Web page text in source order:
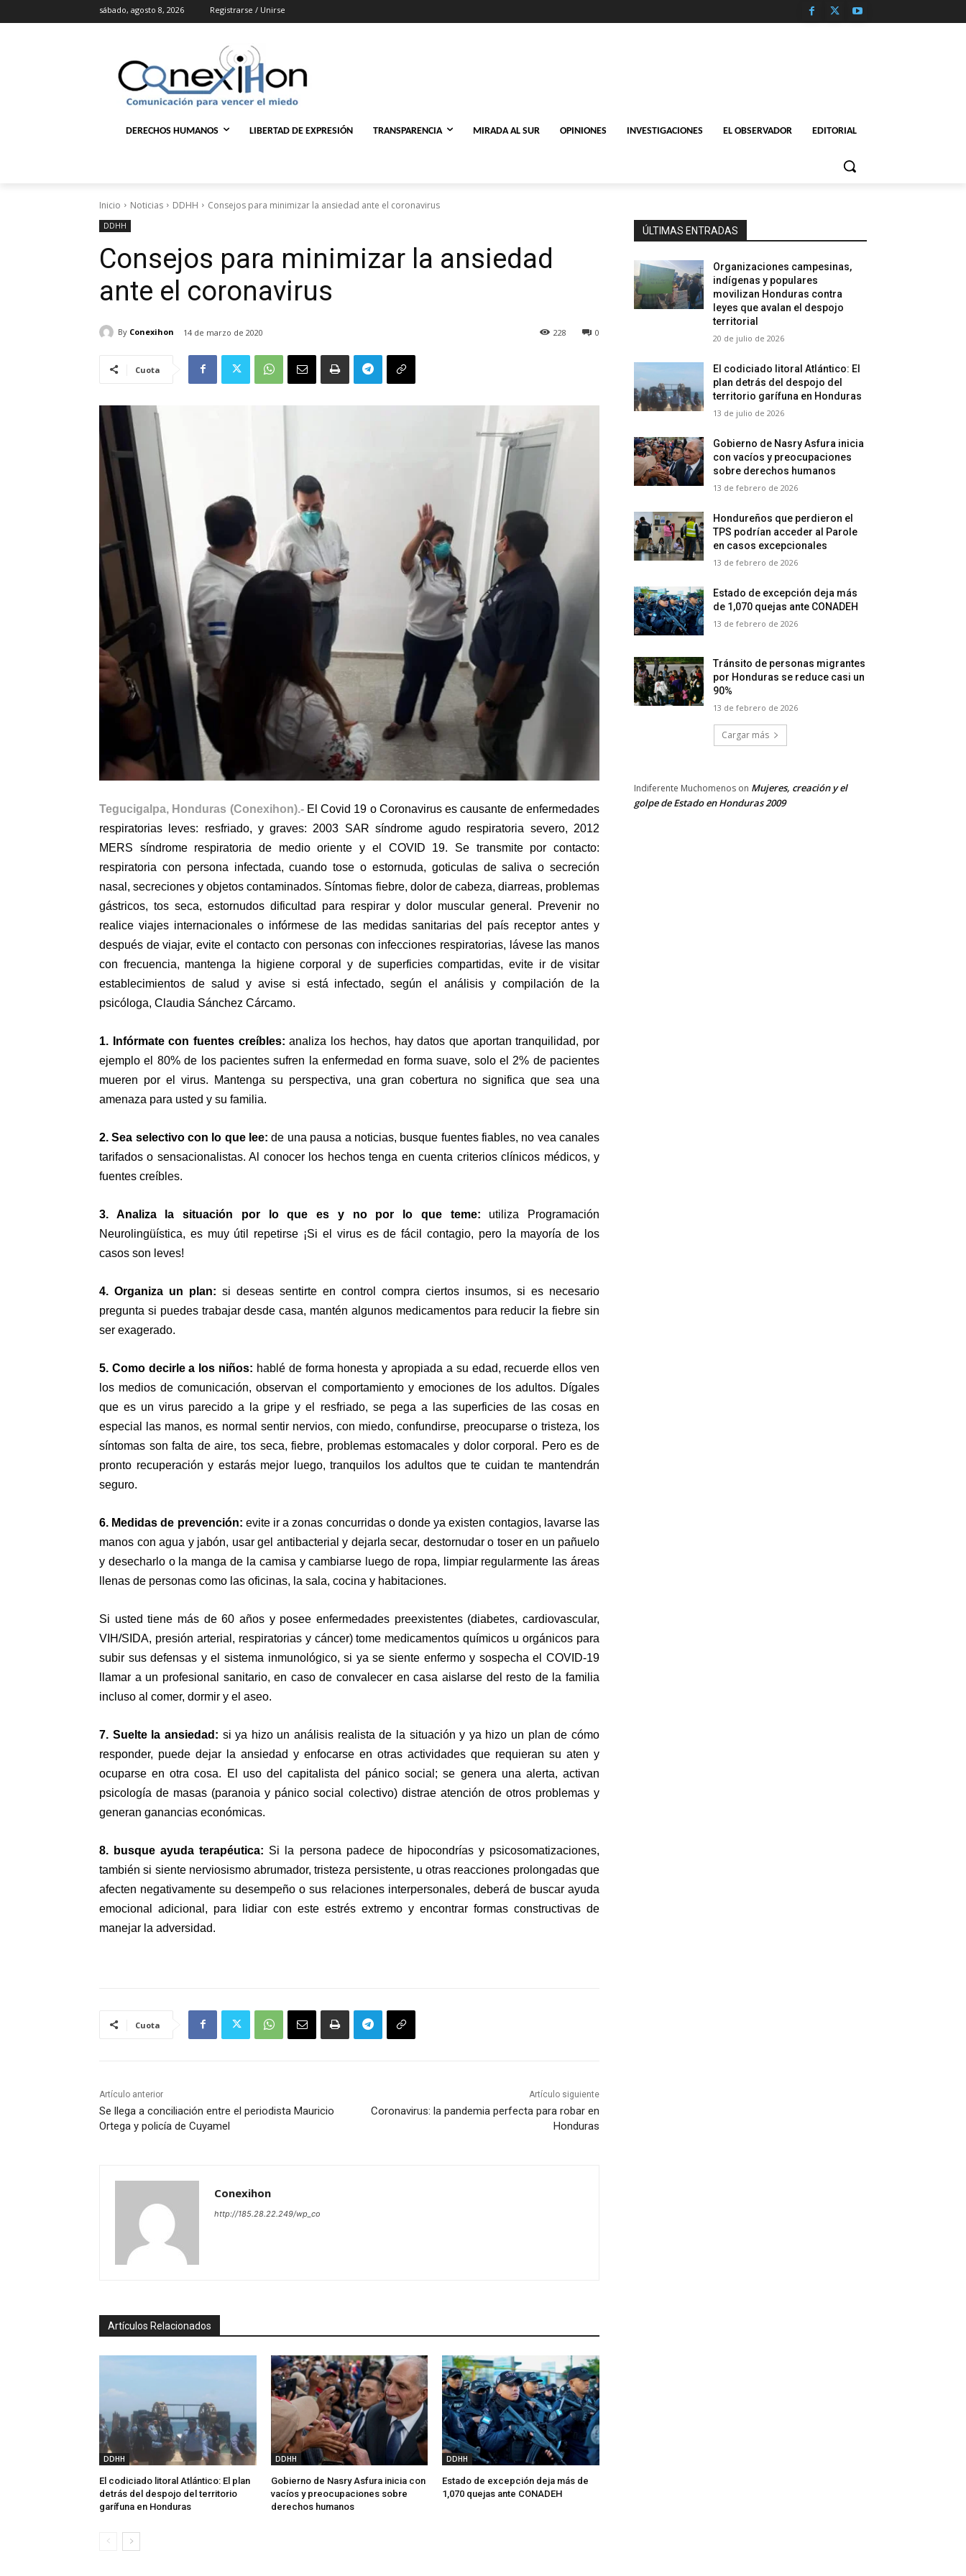
sábado, agosto 8, 2026 Registrarse / Unirse
DERECHOS HUMANOS LIBERTAD DE EXPRESIÓN TRANSPARENCIA MIRADA AL SUR OPINIONES INVESTIGACIONES EL OBSERVADOR EDITORIAL
Inicio Noticias DDHH Consejos para minimizar la ansiedad ante el coronavirus
DDHH
Consejos para minimizar la ansiedad
ante el coronavirus
By Conexihon 14 de marzo de 2020 0
228
Cuota
Tegucigalpa, Honduras (Conexihon).- El Covid 19 o Coronavirus es causante de enfermedades
respiratorias leves: resfriado, y graves: 2003 SAR síndrome agudo respiratoria severo, 2012
MERS síndrome respiratoria de medio oriente y el COVID 19. Se transmite por contacto:
respiratoria con persona infectada, cuando tose o estornuda, goticulas de saliva o secreción
nasal, secreciones y objetos contaminados. Síntomas fiebre, dolor de cabeza, diarreas, problemas
gástricos, tos seca, estornudos dificultad para respirar y dolor muscular general. Prevenir no
realice viajes internacionales o infórmese de las medidas sanitarias del país receptor antes y
después de viajar, evite el contacto con personas con infecciones respiratorias, lávese las manos
con frecuencia, mantenga la higiene corporal y de superficies compartidas, evite ir de visitar
establecimientos de salud y avise si está infectado, según el análisis y compilación de la
psicóloga, Claudia Sánchez Cárcamo.
1. Infórmate con fuentes creíbles: analiza los hechos, hay datos que aportan tranquilidad, por
ejemplo el 80% de los pacientes sufren la enfermedad en forma suave, solo el 2% de pacientes
mueren por el virus. Mantenga su perspectiva, una gran cobertura no significa que sea una
amenaza para usted y su familia.
2. Sea selectivo con lo que lee: de una pausa a noticias, busque fuentes fiables, no vea canales
tarifados o sensacionalistas. Al conocer los hechos tenga en cuenta criterios clínicos médicos, y
fuentes creíbles.
3. Analiza la situación por lo que es y no por lo que teme: utiliza Programación
Neurolingüística, es muy útil repetirse ¡Si el virus es de fácil contagio, pero la mayoría de los
casos son leves!
4. Organiza un plan: si deseas sentirte en control compra ciertos insumos, si es necesario
pregunta si puedes trabajar desde casa, mantén algunos medicamentos para reducir la fiebre sin
ser exagerado.
5. Como decirle a los niños: hablé de forma honesta y apropiada a su edad, recuerde ellos ven
los medios de comunicación, observan el comportamiento y emociones de los adultos. Dígales
que es un virus parecido a la gripe y el resfriado, se pega a las superficies de las cosas en
especial las manos, es normal sentir nervios, con miedo, confundirse, preocuparse o tristeza, los
síntomas son falta de aire, tos seca, fiebre, problemas estomacales y dolor corporal. Pero es de
pronto recuperación y estarás mejor luego, tranquilos los adultos que te cuidan te mantendrán
seguro.
6. Medidas de prevención: evite ir a zonas concurridas o donde ya existen contagios, lavarse las
manos con agua y jabón, usar gel antibacterial y dejarla secar, destornudar o toser en un pañuelo
y desecharlo o la manga de la camisa y cambiarse luego de ropa, limpiar regularmente las áreas
llenas de personas como las oficinas, la sala, cocina y habitaciones.
Si usted tiene más de 60 años y posee enfermedades preexistentes (diabetes, cardiovascular,
VIH/SIDA, presión arterial, respiratorias y cáncer) tome medicamentos químicos u orgánicos para
subir sus defensas y el sistema inmunológico, si ya se siente enfermo y sospecha el COVID-19
llamar a un profesional sanitario, en caso de convalecer en casa aislarse del resto de la familia
incluso al comer, dormir y el aseo.
7. Suelte la ansiedad: si ya hizo un análisis realista de la situación y ya hizo un plan de cómo
responder, puede dejar la ansiedad y enfocarse en otras actividades que requieran su aten y
ocuparse en otra cosa. El uso del capitalista del pánico social; se genera una alerta, activan
psicología de masas (paranoia y pánico social colectivo) distrae atención de otros problemas y
generan ganancias económicas.
8. busque ayuda terapéutica: Si la persona padece de hipocondrías y psicosomatizaciones,
también si siente nerviosismo abrumador, tristeza persistente, u otras reacciones prolongadas que
afecten negativamente su desempeño o sus relaciones interpersonales, deberá de buscar ayuda
emocional adicional, para lidiar con este estrés extremo y encontrar formas constructivas de
manejar la adversidad.
Cuota
Artículo anterior
Se llega a conciliación entre el periodista Mauricio
Ortega y policía de Cuyamel
Artículo siguiente
Coronavirus: la pandemia perfecta para robar en
Honduras
Conexihon
http://185.28.22.249/wp_co
Artículos Relacionados
DDHH
El codiciado litoral Atlántico: El plan
detrás del despojo del territorio
garífuna en Honduras
DDHH
Gobierno de Nasry Asfura inicia con
vacíos y preocupaciones sobre
derechos humanos
DDHH
Estado de excepción deja más de
1,070 quejas ante CONADEH
ÚLTIMAS ENTRADAS
Organizaciones campesinas,
indígenas y populares
movilizan Honduras contra
leyes que avalan el despojo
territorial
20 de julio de 2026
El codiciado litoral Atlántico: El
plan detrás del despojo del
territorio garífuna en Honduras
13 de julio de 2026
Gobierno de Nasry Asfura inicia
con vacíos y preocupaciones
sobre derechos humanos
13 de febrero de 2026
Hondureños que perdieron el
TPS podrían acceder al Parole
en casos excepcionales
13 de febrero de 2026
Estado de excepción deja más
de 1,070 quejas ante CONADEH
13 de febrero de 2026
Tránsito de personas migrantes
por Honduras se reduce casi un
90%
13 de febrero de 2026
Cargar más
Indiferente Muchomenos on Mujeres, creación y el
golpe de Estado en Honduras 2009